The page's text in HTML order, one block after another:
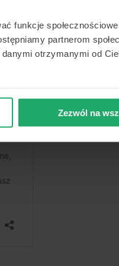
funkcje
partnerom
otrzymanymi od
Zezwól na